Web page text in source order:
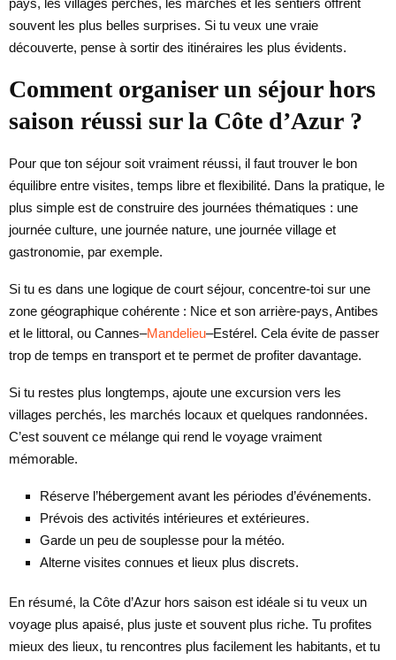
pays, les villages perchés, les marchés et les sentiers offrent
souvent les plus belles surprises. Si tu veux une vraie
découverte, pense à sortir des itinéraires les plus évidents.
Comment organiser un séjour hors
saison réussi sur la Côte d’Azur ?
Pour que ton séjour soit vraiment réussi, il faut trouver le bon
équilibre entre visites, temps libre et flexibilité. Dans la pratique, le
plus simple est de construire des journées thématiques : une
journée culture, une journée nature, une journée village et
gastronomie, par exemple.
Si tu es dans une logique de court séjour, concentre-toi sur une
zone géographique cohérente : Nice et son arrière-pays, Antibes
et le littoral, ou Cannes–Mandelieu–Estérel. Cela évite de passer
trop de temps en transport et te permet de profiter davantage.
Si tu restes plus longtemps, ajoute une excursion vers les
villages perchés, les marchés locaux et quelques randonnées.
C’est souvent ce mélange qui rend le voyage vraiment
mémorable.
Réserve l’hébergement avant les périodes d’événements.
Prévois des activités intérieures et extérieures.
Garde un peu de souplesse pour la météo.
Alterne visites connues et lieux plus discrets.
En résumé, la Côte d’Azur hors saison est idéale si tu veux un
voyage plus apaisé, plus juste et souvent plus riche. Tu profites
mieux des lieux, tu rencontres plus facilement les habitants, et tu